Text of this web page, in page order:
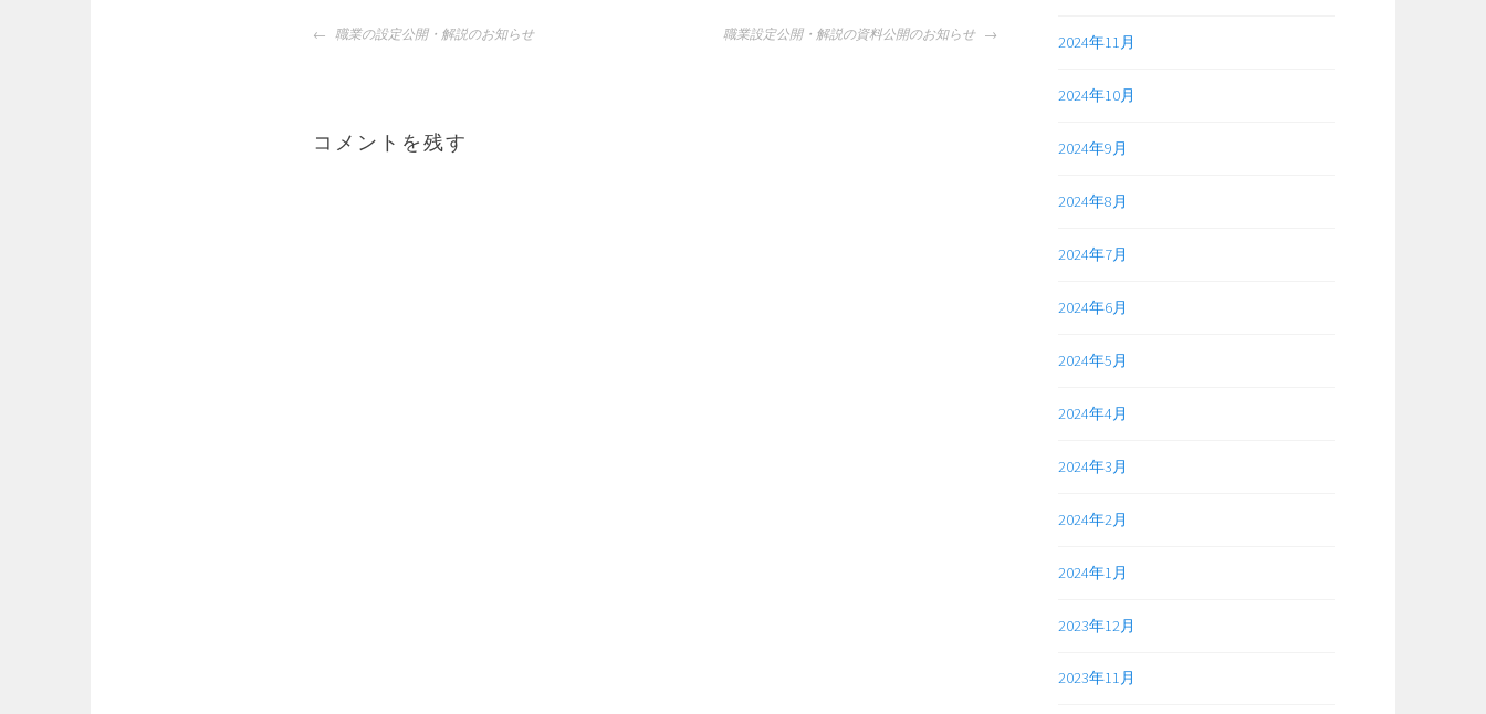
投
ゲ
ー
職業の設定公開・解説のお知らせ 職業設定公開・解説の資料公開のお知らせ
コメントを残す
2024年11月
2024年10月
2024年9月
2024年8月
2024年7月
2024年6月
2024年5月
2024年4月
2024年3月
2024年2月
2024年1月
2023年12月
2023年11月